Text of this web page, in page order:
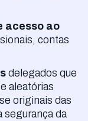
acesso ao
contas
delegados que
aleatórias
originais das
segurança da